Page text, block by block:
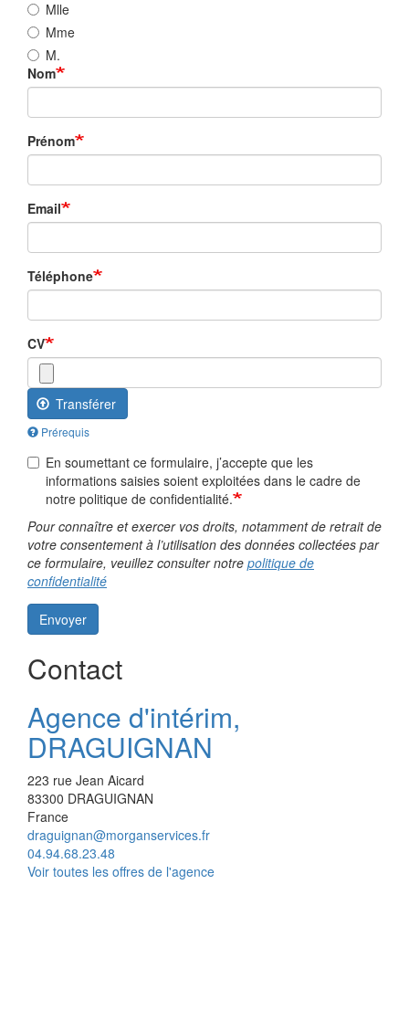
Mlle
Mme
M.
Nom
Prénom
Email
Téléphone
CV
Transférer
Prérequis
En soumettant ce formulaire, j’accepte que les
informations saisies soient exploitées dans le cadre de
notre politique de confidentialité.
Pour connaître et exercer vos droits, notamment de retrait de
votre consentement à l’utilisation des données collectées par
ce formulaire, veuillez consulter notre politique de
confidentialité
Envoyer
Contact
Agence d'intérim,
DRAGUIGNAN
223 rue Jean Aicard
83300 DRAGUIGNAN
France
draguignan@morganservices.fr
04.94.68.23.48
Voir toutes les offres de l'agence